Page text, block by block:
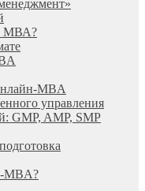
МВА?
MBA
управления
GMP, AMP, SMP
MBA?